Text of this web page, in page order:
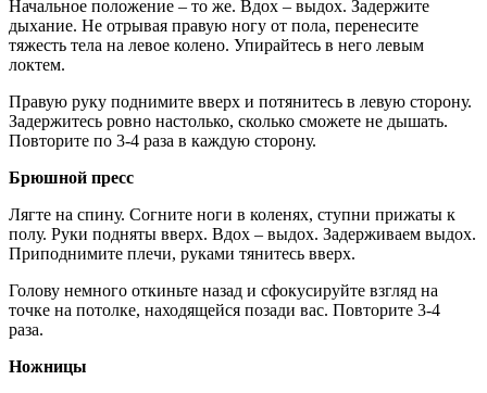
Начальное положение – то же. Вдох – выдох. Задержите
дыхание. Не отрывая правую ногу от пола, перенесите
тяжесть тела на левое колено. Упирайтесь в него левым
локтем.
Правую руку поднимите вверх и потянитесь в левую сторону.
Задержитесь ровно настолько, сколько сможете не дышать.
Повторите по 3-4 раза в каждую сторону.
Брюшной пресс
Лягте на спину. Согните ноги в коленях, ступни прижаты к
полу. Руки подняты вверх. Вдох – выдох. Задерживаем выдох.
Приподнимите плечи, руками тянитесь вверх.
Голову немного откиньте назад и сфокусируйте взгляд на
точке на потолке, находящейся позади вас. Повторите 3-4
раза.
Ножницы